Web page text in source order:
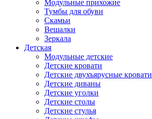
Модульные прихожие
Тумбы для обуви
Скамьи
Вешалки
Зеркала
Детская
Модульные детские
Детские кровати
Детские двухъярусные кровати
Детские диваны
Детские уголки
Детские столы
Детские стулья